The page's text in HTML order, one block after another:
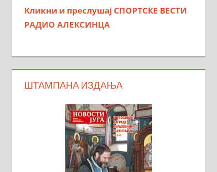
Кликни и преслушај СПОРТСКЕ ВЕСТИ
РАДИО АЛЕКСИНЦА
ШТАМПАНА ИЗДАЊА